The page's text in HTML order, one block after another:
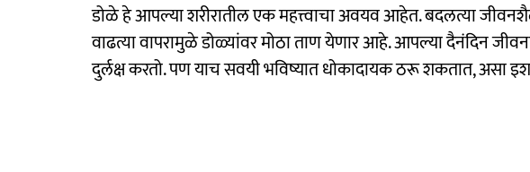
डोळे हे आपल्या शरीरातील एक महत्त्वाचा अवयव आहेत. बदलत्या
वाढत्या वापरामुळे डोळ्यांवर मोठा ताण येणार आहे. आपल्या दैनंदिन
दुर्लक्ष करतो. पण याच सवयी भविष्यात धोकादायक ठरू शकतात, असा